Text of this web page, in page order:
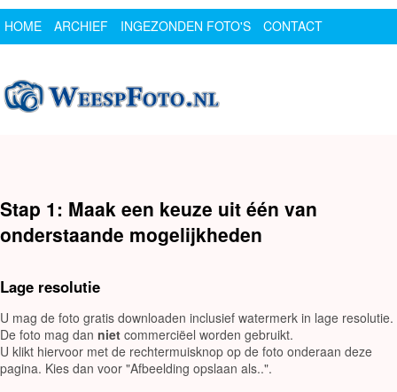
HOME ARCHIEF INGEZONDEN FOTO'S
CONTACT
Stap 1: Maak een keuze uit één van
onderstaande mogelijkheden
Lage resolutie
U mag de foto gratis downloaden inclusief watermerk in lage resolutie.
De foto mag dan niet commerciëel worden gebruikt.
U klikt hiervoor met de rechtermuisknop op de foto onderaan deze
pagina. Kies dan voor "Afbeelding opslaan als..".